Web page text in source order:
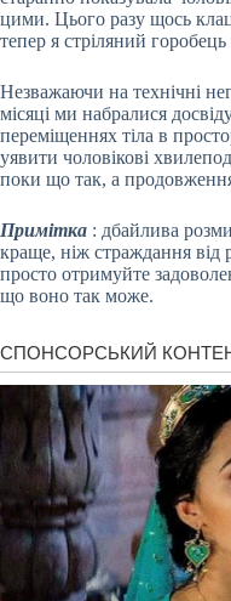
цими. Цього разу щось
тепер я стріляний
Незважаючи на технічні
місяці ми набралися
переміщеннях тіла в
уявити чоловікові
поки що так, а
Примітка : дбайлива
краще, ніж страждання від
просто отримуйте
що воно так може.